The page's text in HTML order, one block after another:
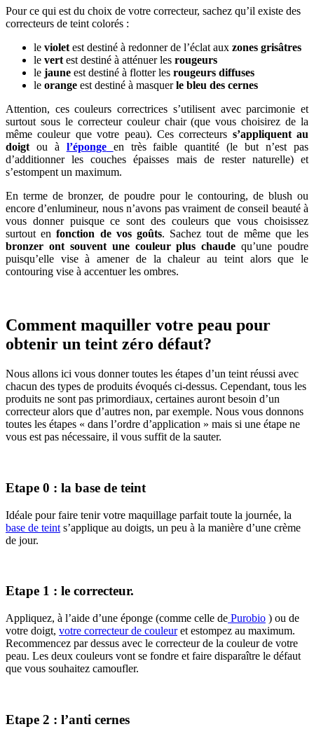
Pour ce qui est du choix de votre correcteur, sachez qu’il existe des
correcteurs de teint colorés :
le violetest destiné à redonner de l’éclat aux zones grisâtres
le vertest destiné à atténuer les rougeurs
le jaune est destiné à flotter les rougeurs diffuses
le orange est destiné à masquerle bleu des cernes
Attention, ces couleurs correctrices s’utilisent avec parcimonie et
surtout sous le correcteur couleur chair (que vous choisirez de la
même couleur que votre peau). Ces correcteurs s’appliquent au
doigtou à l’éponge
en très faible quantité (le but n’est pas
d’additionner les couches épaisses mais de rester naturelle) et
s’estompent un maximum.
En terme de bronzer, de poudre pour le contouring, de blush ou
encore d’enlumineur, nous n’avons pas vraiment de conseil beauté à
vous donner puisque ce sont des couleurs que vous choisissez
surtout en fonction de vos goûts. Sachez tout de même que les
bronzer ont souvent une couleur plus chaude qu’une poudre
puisqu’elle vise à amener de la chaleur au teint alors que le
contouring vise à accentuer les ombres.
Comment maquiller votre peau pour
obtenir un teint zéro défaut?
Nous allons ici vous donner toutes les étapes d’un teint réussi avec
chacun des types de produits évoqués ci-dessus. Cependant, tous les
produits ne sont pas primordiaux, certaines auront besoin d’un
correcteur alors que d’autres non, par exemple. Nous vous donnons
toutes les étapes « dans l’ordre d’application » mais si une étape ne
vous est pas nécessaire, il vous suffit de la sauter.
Etape 0 : la base de teint
Idéale pour faire tenir votre maquillage parfait toute la journée, la
base de teint s’applique au doigts, un peu à la manière d’une crème
de jour.
Etape 1 : le correcteur.
Appliquez, à l’aide d’une éponge (comme celle de Purobio ) ou de
votre doigt, votre correcteur de couleuret estompez au maximum.
Recommencez par dessus avec le correcteur de la couleur de votre
peau. Les deux couleurs vont se fondre et faire disparaître le défaut
que vous souhaitez camoufler.
Etape 2 : l’anti cernes